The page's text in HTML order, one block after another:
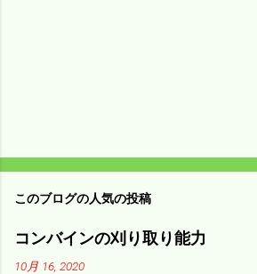
このブログの人気の投稿
コンバインの刈り取り能力
10月 16, 2020